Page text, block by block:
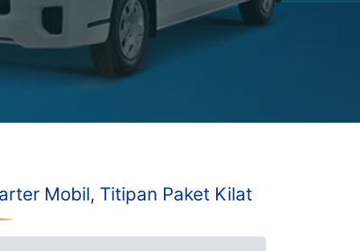
Mobil, Titipan Paket Kilat